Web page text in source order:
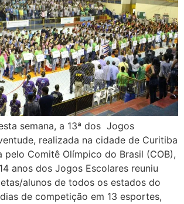
semana, a 13ª dos Jogos
realizada na cidade de Curitiba
pelo Comitê Olímpico do Brasil (COB),
anos dos Jogos Escolares reuniu
alunos de todos os estados do
de competição em 13 esportes,